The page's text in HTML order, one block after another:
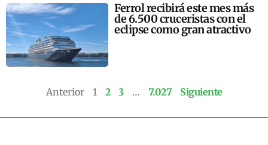
Ferrol recibirá este mes más
de 6.500 cruceristas con el
eclipse como gran atractivo
Anterior 1 2 3 … 7.027 Siguiente